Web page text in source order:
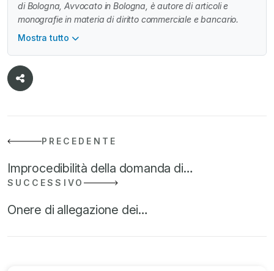
di Bologna, Avvocato in Bologna, è autore di articoli e
monografie in materia di diritto commerciale e bancario.
Mostra tutto
PRECEDENTE
Improcedibilità della domanda di…
SUCCESSIVO
Onere di allegazione dei…